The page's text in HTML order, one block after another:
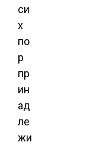
си
х
по
р
пр
ин
ад
ле
жи